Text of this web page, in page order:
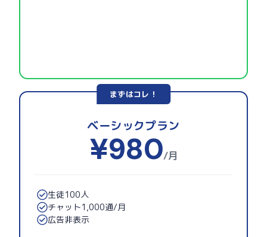
まずはコレ！
ベーシックプラン
¥980/月
生徒100人
チャット1,000通/月
広告非表示